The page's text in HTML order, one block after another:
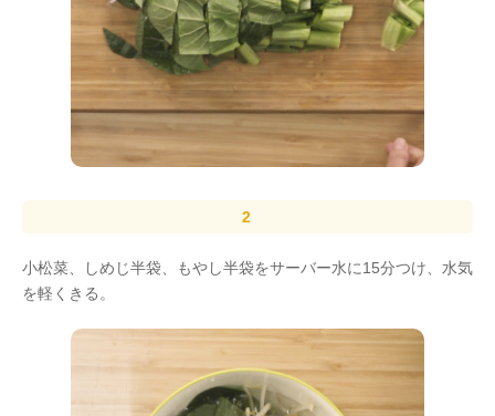
小松菜、しめじ半袋、もやし半袋をサーバー水に15分つけ、水気
を軽くきる。